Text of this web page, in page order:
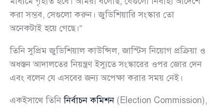
করা সম্ভব, সেগুলো করুন। জুডিশিয়ারি সংস্কার তো
অনেকটাই হয়ে গেছে।”
তিনি সুপ্রিম জুডিশিয়াল কাউন্সিল, জাস্টিস নিয়োগ প্রক্রিয়া ও
অধস্তন আদালতের নিয়ন্ত্রণ ইস্যুতে সংস্কারের ওপর জোর দেন
এবং বলেন যে এসবের জন্য অপেক্ষা করার সময় নেই।
একইসাথে তিনিনির্বাচন কমিশন (Election Commission),